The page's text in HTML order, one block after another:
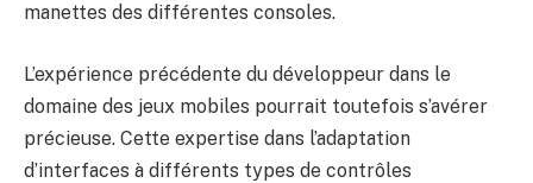
manettes des différentes consoles.
L’expérience précédente du développeur dans le
domaine des jeux mobiles pourrait toutefois s’avérer
précieuse. Cette expertise dans l’adaptation
d’interfaces à différents types de contrôles